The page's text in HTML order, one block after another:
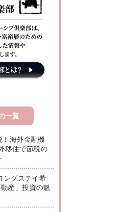
一覧
海外金融機
移住で節税の
ングステイ希
産」投資の魅